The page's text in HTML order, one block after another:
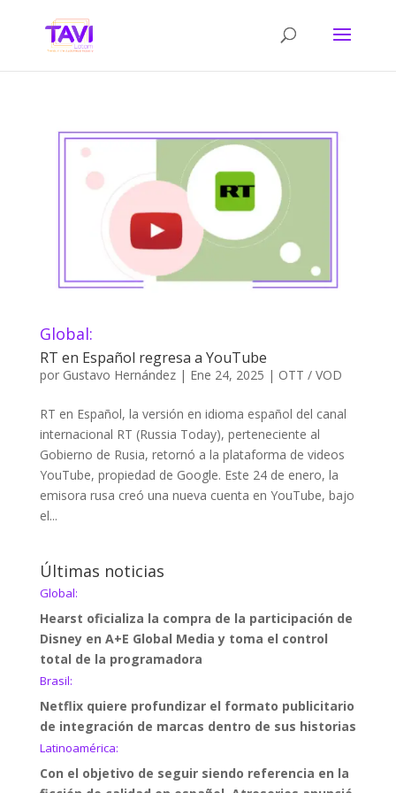
Global:
RT en Español regresa a YouTube
por Gustavo Hernández| Ene 24, 2025 | OTT / VOD
RT en Español, la versión en idioma español del canal
internacional RT (Russia Today), perteneciente al
Gobierno de Rusia, retornó a la plataforma de videos
YouTube, propiedad de Google. Este 24 de enero, la
emisora rusa creó una nueva cuenta en YouTube, bajo
el...
Últimas noticias
Global:
Hearst oficializa la compra de la participación de
Disney en A+E Global Media y toma el control
total de la programadora
Brasil:
Netflix quiere profundizar el formato publicitario
de integración de marcas dentro de sus historias
Latinoamérica:
Con el objetivo de seguir siendo referencia en la